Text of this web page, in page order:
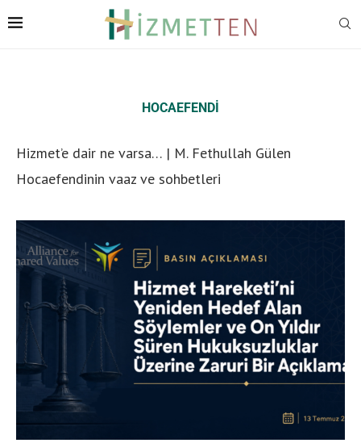
HOCAEFENDI
Hizmet’e dair ne varsa… | M. Fethullah Gülen
Hocaefendinin vaaz ve sohbetleri